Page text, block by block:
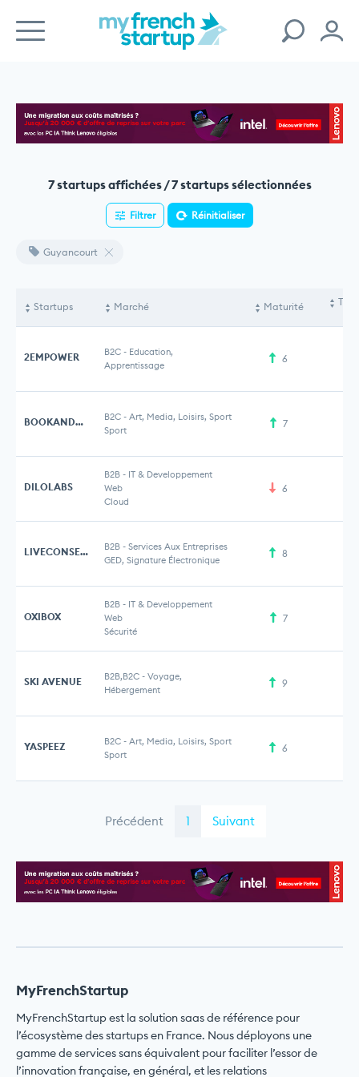
7 startups affichées / 7 startups sélectionnées
Filtrer Réinitialiser
Guyancourt
Startups Marché Maturité
2EMPOWER B2C - Education,
Apprentissage
6
BOOKANDGOLF B2C - Art, Media, Loisirs, Sport
Sport
7
DILOLABS
B2B - IT & Developpement
Web
Cloud
6
LIVECONSENT B2B - Services Aux Entreprises
GED, Signature Électronique
8
OXIBOX
B2B - IT & Developpement
Web
Sécurité
7
SKI AVENUE B2B,B2C - Voyage,
Hébergement
9
YASPEEZ B2C - Art, Media, Loisirs, Sport
Sport
6
Précédent 1 Suivant
MyFrenchStartup
MyFrenchStartup est la solution saas de référence pour
l’écosystème des startups en France. Nous déployons une
gamme de services sans équivalent pour faciliter l’essor de
l’innovation française, en général, et les relations